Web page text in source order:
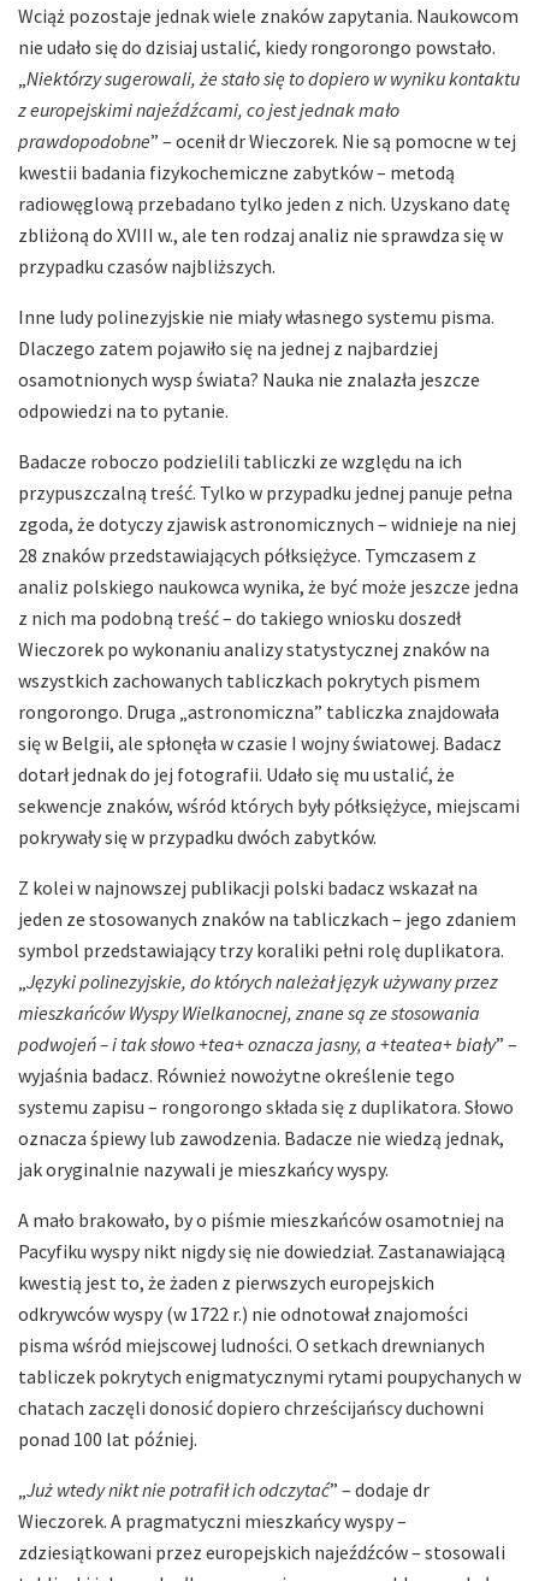
Wciąż pozostaje jednak wiele znaków zapytania. Naukowcom
nie udało się do dzisiaj ustalić, kiedy rongorongo powstało.
„Niektórzy sugerowali, że stało się to dopiero w wyniku kontaktu
z europejskimi najeźdźcami, co jest jednak mało
prawdopodobne” – ocenił dr Wieczorek. Nie są pomocne w tej
kwestii badania fizykochemiczne zabytków – metodą
radiowęglową przebadano tylko jeden z nich. Uzyskano datę
zbliżoną do XVIII w., ale ten rodzaj analiz nie sprawdza się w
przypadku czasów najbliższych.
Inne ludy polinezyjskie nie miały własnego systemu pisma.
Dlaczego zatem pojawiło się na jednej z najbardziej
osamotnionych wysp świata? Nauka nie znalazła jeszcze
odpowiedzi na to pytanie.
Badacze roboczo podzielili tabliczki ze względu na ich
przypuszczalną treść. Tylko w przypadku jednej panuje pełna
zgoda, że dotyczy zjawisk astronomicznych – widnieje na niej
28 znaków przedstawiających półksiężyce. Tymczasem z
analiz polskiego naukowca wynika, że być może jeszcze jedna
z nich ma podobną treść – do takiego wniosku doszedł
Wieczorek po wykonaniu analizy statystycznej znaków na
wszystkich zachowanych tabliczkach pokrytych pismem
rongorongo. Druga „astronomiczna” tabliczka znajdowała
się w Belgii, ale spłonęła w czasie I wojny światowej. Badacz
dotarł jednak do jej fotografii. Udało się mu ustalić, że
sekwencje znaków, wśród których były półksiężyce, miejscami
pokrywały się w przypadku dwóch zabytków.
Z kolei w najnowszej publikacji polski badacz wskazał na
jeden ze stosowanych znaków na tabliczkach – jego zdaniem
symbol przedstawiający trzy koraliki pełni rolę duplikatora.
„Języki polinezyjskie, do których należał język używany przez
mieszkańców Wyspy Wielkanocnej, znane są ze stosowania
podwojeń – i tak słowo +tea+ oznacza jasny, a +teatea+ biały” –
wyjaśnia badacz. Również nowożytne określenie tego
systemu zapisu – rongorongo składa się z duplikatora. Słowo
oznacza śpiewy lub zawodzenia. Badacze nie wiedzą jednak,
jak oryginalnie nazywali je mieszkańcy wyspy.
A mało brakowało, by o piśmie mieszkańców osamotniej na
Pacyfiku wyspy nikt nigdy się nie dowiedział. Zastanawiającą
kwestią jest to, że żaden z pierwszych europejskich
odkrywców wyspy (w 1722 r.) nie odnotował znajomości
pisma wśród miejscowej ludności. O setkach drewnianych
tabliczek pokrytych enigmatycznymi rytami poupychanych w
chatach zaczęli donosić dopiero chrześcijańscy duchowni
ponad 100 lat później.
„Już wtedy nikt nie potrafił ich odczytać” – dodaje dr
Wieczorek. A pragmatyczni mieszkańcy wyspy –
zdziesiątkowani przez europejskich najeźdźców – stosowali